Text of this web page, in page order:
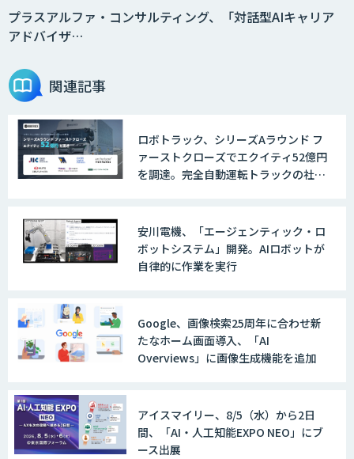
プラスアルファ・コンサルティング、「対話型AIキャリア
アドバイザ…
関連記事
ロボトラック、シリーズAラウンド フ
ァーストクローズでエクイティ52億円
を調達。完全自動運転トラックの社会
安川電機、「エージェンティック・ロ
ボットシステム」開発。AIロボットが
自律的に作業を実行
Google、画像検索25周年に合わせ新
たなホーム画面導入、「AI
Overviews」に画像生成機能を追加
アイスマイリー、8/5（水）から2日
間、「AI・人工知能EXPO NEO」にブ
ース出展